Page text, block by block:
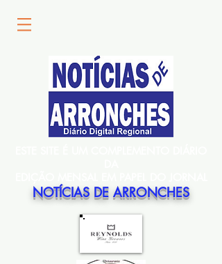
NOTÍCIAS DE ARRONCHES